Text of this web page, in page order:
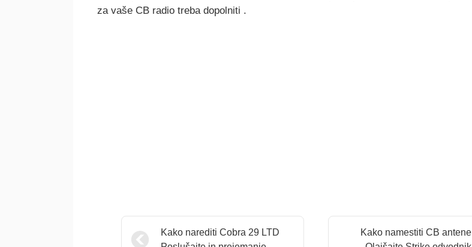
za vaše CB radio treba dopolniti .
Kako narediti Cobra 29 LTD
Kako namestiti CB antene